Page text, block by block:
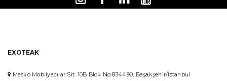
EXOTEAK
Masko Mobilyacılar Sit. 10B Blok No:834490, Başakşehir/İstanbul